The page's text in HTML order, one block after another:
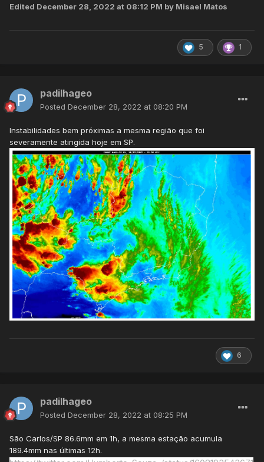
Edited December 28, 2022 at 08:12 PM by Misael Matos
5 1
padilhageo
Posted December 28, 2022 at 08:20 PM
Instabilidades bem próximas a mesma região que foi
severamente atingida hoje em SP.
6
padilhageo
Posted December 28, 2022 at 08:25 PM
São Carlos/SP 86.6mm em 1h, a mesma estação acumula
189.4mm nas últimas 12h.